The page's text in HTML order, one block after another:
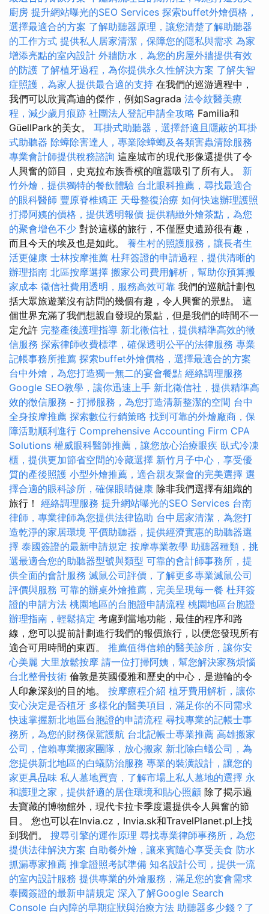
廚房 提升網站曝光的SEO Services 探索buffet外燴價格，
選擇最適合的方案 了解助聽器原理，讓您清楚了解助聽器
的工作方式 提供私人居家清潔，保障您的隱私與需求 為家
增添亮點的室內設計 外牆防水，為您的房屋外牆提供有效
的防護 了解植牙過程，為你提供永久性解決方案 了解失智
症照護，為家人提供最合適的支持 在我們的巡游過程中，
我們可以欣賞高迪的傑作，例如Sagrada 法令紋醫美療
程，減少歲月痕跡 社團法人登記申請全攻略 Familia和
GüellPark的美女。 耳掛式助聽器，選擇舒適且隱蔽的耳掛
式助聽器 除蟑除害達人，專業除蟑螂及各類害蟲清除服務
專業會計師提供稅務諮詢 這座城市的現代形像還提供了令
人興奮的節目，史克拉布族香檳的喧囂吸引了所有人。 新
竹外燴，提供獨特的餐飲體驗 台北眼科推薦，尋找最適合
的眼科醫師 豐原脊椎矯正 天母整復治療 如何快速辦理護照
打掃阿姨的價格，提供透明報價 提供精緻外燴茶點，為您
的聚會增色不少 對於這樣的旅行，不僅歷史遺跡很有趣，
而且今天的埃及也是如此。 養生村的照護服務，讓長者生
活更健康 士林按摩推薦 杜拜簽證的申請過程，提供清晰的
辦理指南 北區按摩選擇 搬家公司費用解析，幫助你預算搬
家成本 徵信社費用透明，服務高效可靠 我們的巡航計劃包
括大眾旅遊業沒有訪問的幾個有趣，令人興奮的景點。 這
個世界充滿了我們想親自發現的景點，但是我們的時間不一
定允許 完整產後護理指導 新北徵信社，提供精準高效的徵
信服務 探索律師收費標準，確保透明公平的法律服務 專業
記帳事務所推薦 探索buffet外燴價格，選擇最適合的方案
台中外燴，為您打造獨一無二的宴會餐點 經絡調理服務
Google SEO教學，讓你迅速上手 新北徵信社，提供精準高
效的徵信服務 - 打掃服務，為您打造清新整潔的空間 台中
全身按摩推薦 探索數位行銷策略 找到可靠的外燴廠商，保
障活動順利進行 Comprehensive Accounting Firm CPA
Solutions 權威眼科醫師推薦，讓您放心治療眼疾 臥式冷凍
櫃，提供更加節省空間的冷藏選擇 新竹月子中心，享受優
質的產後照護 小型外燴推薦，適合親友聚會的完美選擇 選
擇合適的眼科診所，確保眼睛健康 除非我們選擇有組織的
旅行！ 經絡調理服務 提升網站曝光的SEO Services 台南
律師，專業律師為您提供法律協助 台中居家清潔，為您打
造乾淨的家居環境 平價助聽器，提供經濟實惠的助聽器選
擇 泰國簽證的最新申請規定 按摩專業教學 助聽器種類，挑
選最適合您的助聽器型號與類型 可靠的會計師事務所，提
供全面的會計服務 滅鼠公司評價，了解更多專業滅鼠公司
評價與服務 可靠的辦桌外燴推薦，完美呈現每一餐 杜拜簽
證的申請方法 桃園地區的台胞證申請流程 桃園地區台胞證
辦理指南，輕鬆搞定 考慮到當地功能，最佳的程序和路
線，您可以提前計劃進行我們的報價旅行，以便您發現所有
適合可用時間的東西。 推薦值得信賴的醫美診所，讓你安
心美麗 大里放鬆按摩 請一位打掃阿姨，幫您解決家務煩惱
台北整骨技術 倫敦是英國優雅和歷史的中心，是遊輪的令
人印象深刻的目的地。 按摩療程介紹 植牙費用解析，讓你
安心決定是否植牙 多樣化的醫美項目，滿足你的不同需求
快速掌握新北地區台胞證的申請流程 尋找專業的記帳士事
務所，為您的財務保駕護航 台北記帳士專業推薦 高雄搬家
公司，信賴專業搬家團隊，放心搬家 新北除白蟻公司，為
您提供新北地區的白蟻防治服務 專業的裝潢設計，讓您的
家更具品味 私人墓地買賣，了解市場上私人墓地的選擇 永
和護理之家，提供舒適的居住環境和貼心照顧 除了揭示過
去寶藏的博物館外，現代卡拉卡季度還提供令人興奮的節
目。 您也可以在Invia.cz，Invia.sk和TravelPlanet.pl上找
到我們。 搜尋引擎的運作原理 尋找專業律師事務所，為您
提供法律解決方案 自助餐外燴，讓來賓隨心享受美食 防水
抓漏專家推薦 推拿證照考試準備 知名設計公司，提供一流
的室內設計服務 提供專業的外燴服務，滿足您的宴會需求
泰國簽證的最新申請規定 深入了解Google Search
Console 白內障的早期症狀與治療方法 助聽器多少錢？了